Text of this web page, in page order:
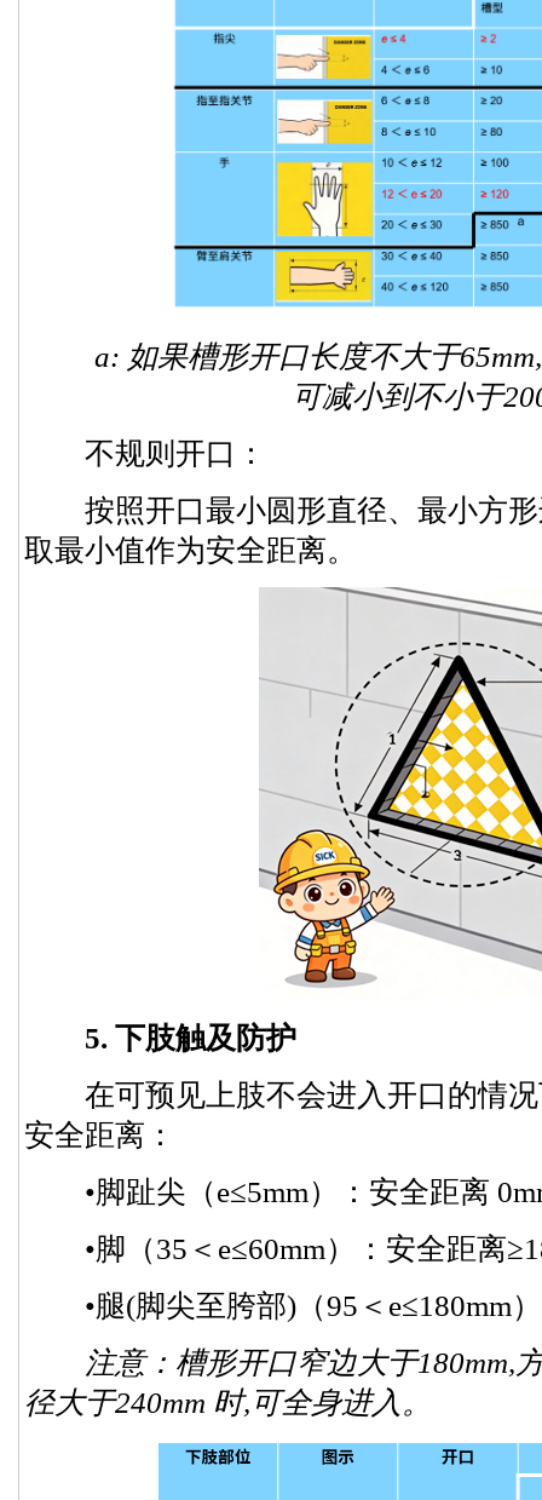
a: 如果槽形开口长度不大于
可减小到不小于
不规则开口：
按照开口最小圆形直径、最小方形
取最小值作为安全距离。
5. 下肢触及防护
在可预见上肢不会进入开口的情况
安全距离：
•脚趾尖（e≤5mm）：安全距离
•脚（35＜e≤60mm）：安全距离
•腿(脚尖至胯部)（95＜e≤180mm）
注意：槽形开口窄边大于180mm,
径大于240mm 时,可全身进入。